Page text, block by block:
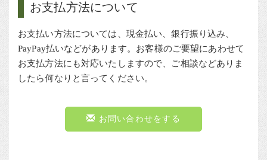
お支払方法について
お支払い方法については、現金払い、銀行振り込み、
PayPay払いなどがあります。お客様のご要望にあわせて
お支払方法にも対応いたしますので、ご相談などありま
したら何なりと言ってください。
お問い合わせをする